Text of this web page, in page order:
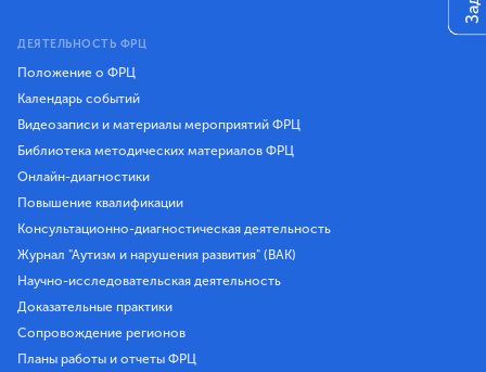
ДЕЯТЕЛЬНОСТЬ ФРЦ
Положение о ФРЦ
Календарь событий
Видеозаписи и материалы мероприятий ФРЦ
Библиотека методических материалов ФРЦ
Онлайн-диагностики
Повышение квалификации
Консультационно-диагностическая деятельность
Журнал "Аутизм и нарушения развития" (ВАК)
Научно-исследовательская деятельность
Доказательные практики
Сопровождение регионов
Планы работы и отчеты ФРЦ